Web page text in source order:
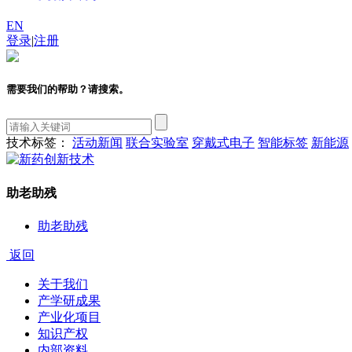
EN
登录|注册
需要我们的帮助？请搜索。
技术标签： 活动新闻 联合实验室 穿戴式电子 智能标签 新能源
助老助残
助老助残
返回
关于我们
产学研成果
产业化项目
知识产权